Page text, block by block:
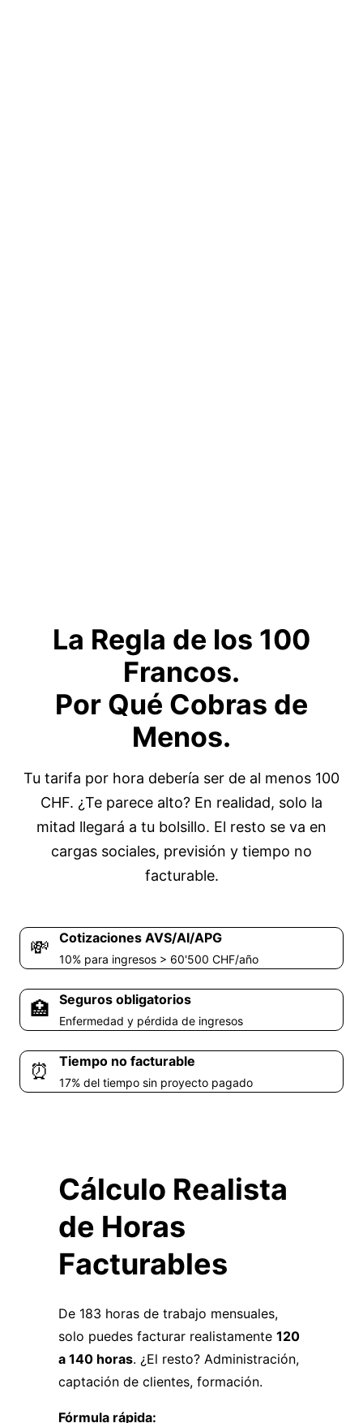
La Regla de los 100
Francos.
Por Qué Cobras de
Menos.
Tu tarifa por hora debería ser de al menos 100
CHF. ¿Te parece alto? En realidad, solo la
mitad llegará a tu bolsillo. El resto se va en
cargas sociales, previsión y tiempo no
facturable.
💸 Cotizaciones AVS/AI/APG
10% para ingresos > 60'500 CHF/año
🏥 Seguros obligatorios
Enfermedad y pérdida de ingresos
⏰ Tiempo no facturable
17% del tiempo sin proyecto pagado
Cálculo Realista
de Horas
Facturables
De 183 horas de trabajo mensuales,
solo puedes facturar realistamente 120
a 140 horas. ¿El resto? Administración,
captación de clientes, formación.
Fórmula rápida: